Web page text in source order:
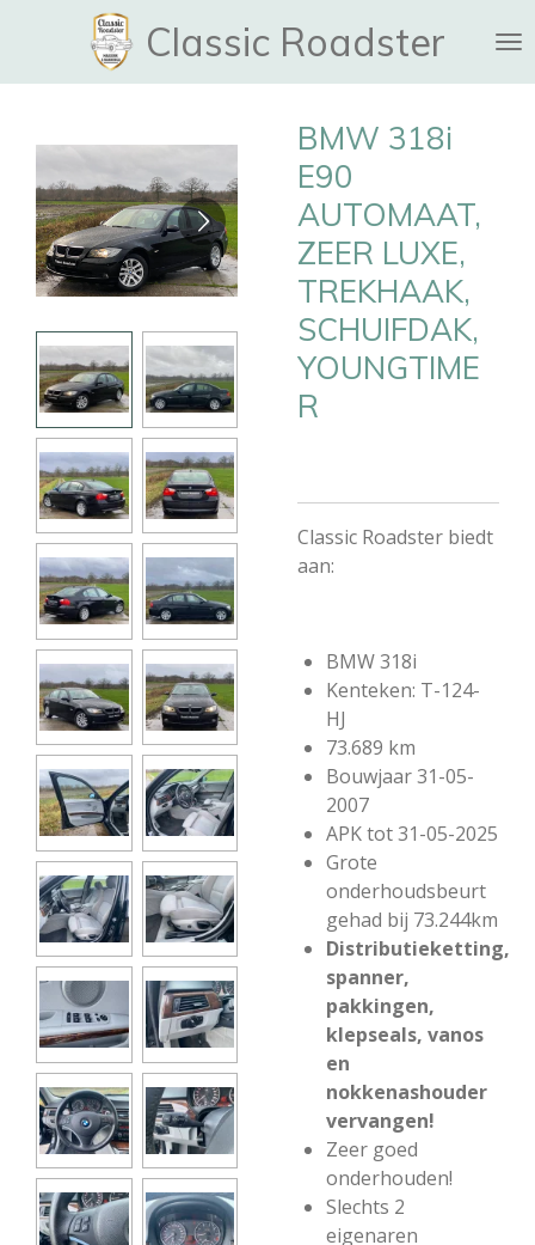
naar
Classic Roadster
BMW 318i
E90
AUTOMAAT,
ZEER LUXE,
TREKHAAK,
SCHUIFDAK,
YOUNGTIME
R
Classic Roadster biedt
aan:
BMW 318i
Kenteken: T-124-
HJ
73.689 km
Bouwjaar 31-05-
2007
APK tot 31-05-2025
Grote
onderhoudsbeurt
gehad bij 73.244km
Distributieketting,
spanner,
pakkingen,
klepseals, vanos
en
nokkenashouder
vervangen!
Zeer goed
onderhouden!
Slechts 2
eigenaren